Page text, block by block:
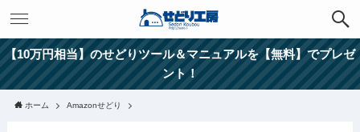
【10万円相当】のせどりツール＆マニュアルを【無料】でプレゼ
ント！
ホーム Amazonせどり